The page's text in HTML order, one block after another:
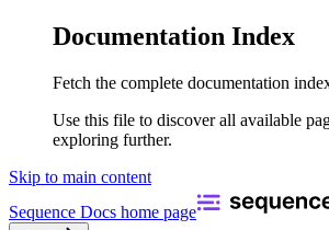
Documentation Index
Fetch the complete documentation
Use this file to discover all available
exploring further.
Skip to main content
Sequence Docs home page